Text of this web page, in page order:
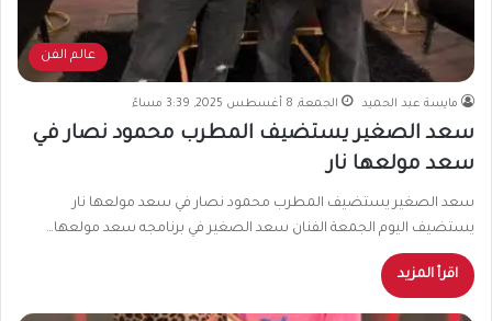
عالم الفن
مايسة عبد الحميد الجمعة, 8 أغسطس 2025, 3:39 مساءً
سعد الصغير يستضيف المطرب محمود نصار في
سعد مولعها نار
سعد الصغير يستضيف المطرب محمود نصار في سعد مولعها نار
يستضيف اليوم الجمعة الفنان سعد الصغير في برنامجه سعد مولعها…
اقرأ المزيد